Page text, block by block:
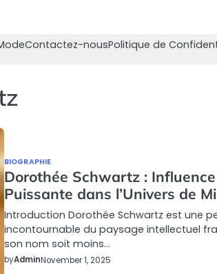
Contactez-nousPolitique de
BIOGRAPHIE
Dorothée Schwartz :
Puissante dans l’Univers de
Introduction Dorothée Schwartz est une
incontournable du paysage intellectuel
son nom soit moins…
byAdminNovember 1, 2025